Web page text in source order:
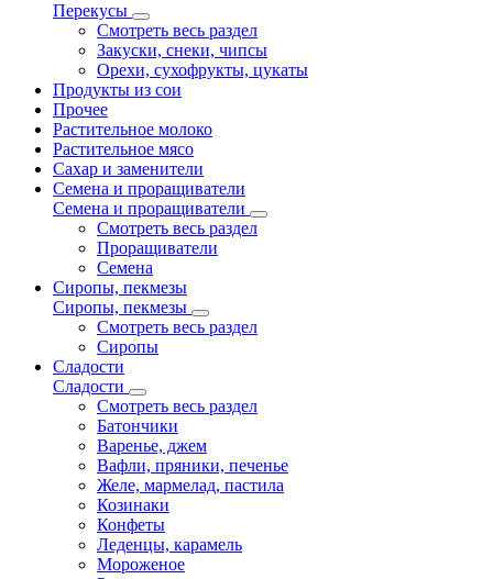
Перекусы
Смотреть весь раздел
Закуски, снеки, чипсы
Орехи, сухофрукты, цукаты
Продукты из сои
Прочее
Растительное молоко
Растительное мясо
Сахар и заменители
Семена и проращиватели
Семена и проращиватели
Смотреть весь раздел
Проращиватели
Семена
Сиропы, пекмезы
Сиропы, пекмезы
Смотреть весь раздел
Сиропы
Сладости
Сладости
Смотреть весь раздел
Батончики
Варенье, джем
Вафли, пряники, печенье
Желе, мармелад, пастила
Козинаки
Конфеты
Леденцы, карамель
Мороженое